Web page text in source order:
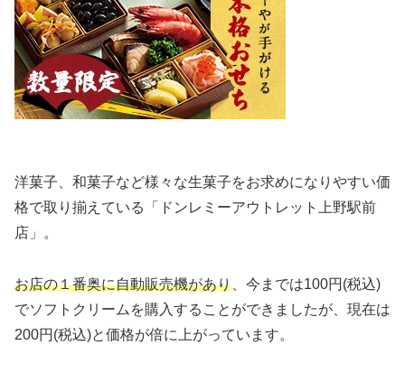
洋菓子、和菓子など様々な生菓子をお求めになりやすい価
格で取り揃えている「ドンレミーアウトレット上野駅前
店」。
お店の１番奥に自動販売機があり 、今までは100円(税込)
でソフトクリームを購入することができましたが、現在は
200円(税込)と価格が倍に上がっています。